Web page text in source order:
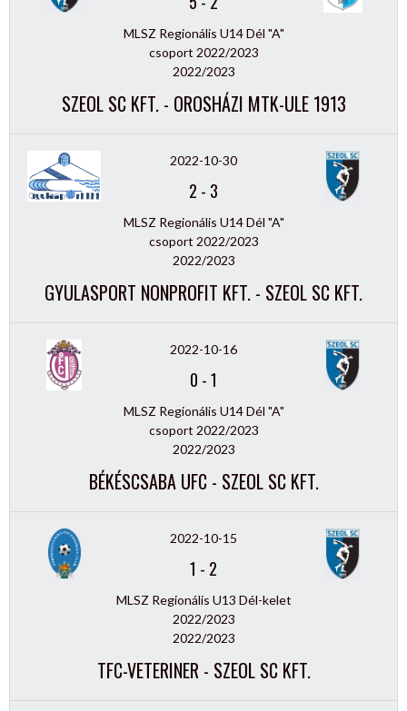
MLSZ Regionális U14 Dél "A"
csoport 2022/2023
2022/2023
SZEOL SC KFT. - OROSHÁZI MTK-ULE 1913
2022-10-30
2 - 3
MLSZ Regionális U14 Dél "A"
csoport 2022/2023
2022/2023
GYULASPORT NONPROFIT KFT. - SZEOL SC KFT.
2022-10-16
0 -1
MLSZ Regionális U14 Dél "A"
csoport 2022/2023
2022/2023
BÉKÉSCSABA UFC - SZEOL SC KFT.
2022-10-15
1 - 2
MLSZ Regionális U13 Dél-kelet
2022/2023
2022/2023
TFC-VETERINER - SZEOL SC KFT.